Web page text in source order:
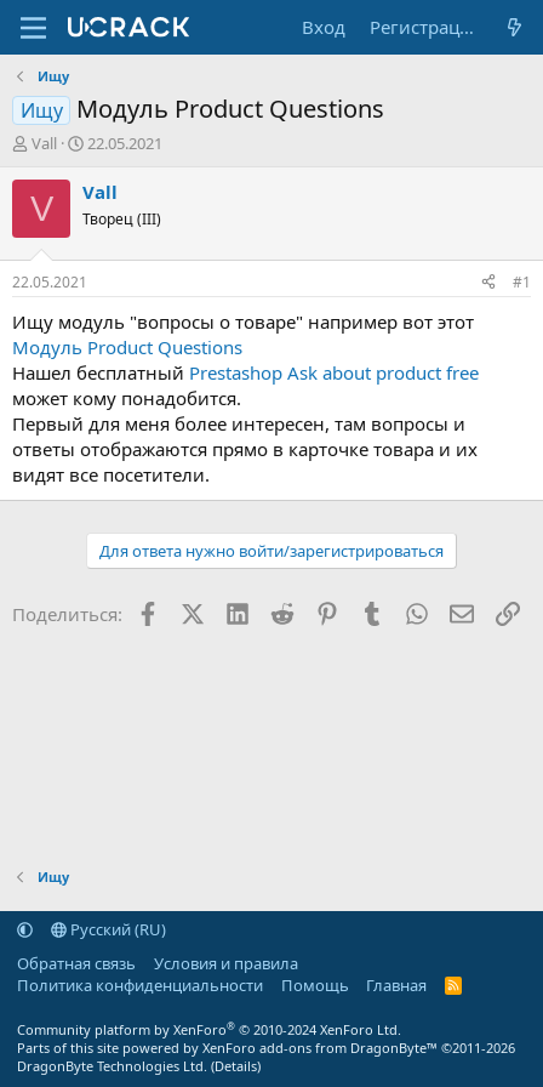
Вход Регистрация
Ищу
Ищу Модуль Product Questions
А
т
о
т
е
м
ы
Vall
Д
т
н
а
л
а
22.05.2021
V Vall
Творец (III)
22.05.2021 #1
Ищу модуль "вопросы о товаре" например вот этот
Модуль Product Questions
Нашел бесплатный Prestashop Ask about product free
может кому понадобится.
Первый для меня более интересен, там вопросы и
ответы отображаются прямо в карточке товара и их
видят все посетители.
Для ответа нужно войти/зарегистрироваться
Поделиться: FacebookX (Twitter)
LinkedIn
Reddit PinterestTumblr WhatsApp
Ищу
Русский (RU)
Обратная связь
Условия и правила
Политика конфиденциальности
Помощь Главная
R
Community platform by XenForo® © 2010-2024 XenForo Ltd.
Parts of this site powered by XenForo add-ons from DragonByte™ ©2011-2026
DragonByte Technologies Ltd. (Details)